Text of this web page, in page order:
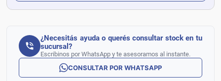
¿Necesitás ayuda o querés consultar stock en tu
sucursal?
Escribinos por WhatsApp y te asesoramos al instante.
CONSULTAR POR WHATSAPP